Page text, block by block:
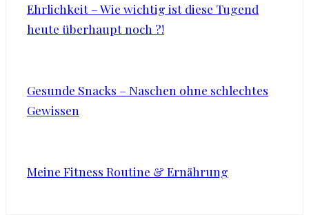
Ehrlichkeit – Wie wichtig ist diese Tugend
heute überhaupt noch ?!
Gesunde Snacks – Naschen ohne schlechtes
Gewissen
Meine Fitness Routine & Ernährung